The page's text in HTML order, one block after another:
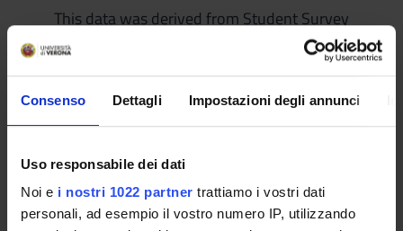
Consenso Dettagli Impostazioni degli annunci
Uso responsabile dei dati
Noi e i nostri 1022 partner trattiamo i vostri dati
personali, ad esempio il vostro numero IP, utilizzando
This data was derived from Student Survey
questionnaires and the AlmaLaurea surveys.
40
Student/teaching staff ratio